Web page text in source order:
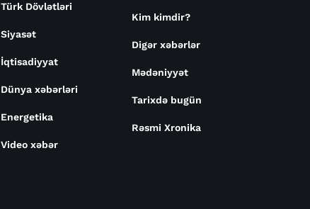
Türk Dövlətləri
Siyasət
İqtisadiyyat
Dünya xəbərləri
Energetika
Video xəbər
Kim kimdir?
Digər xəbərlər
Mədəniyyət
Tarixdə bugün
Rəsmi Xronika